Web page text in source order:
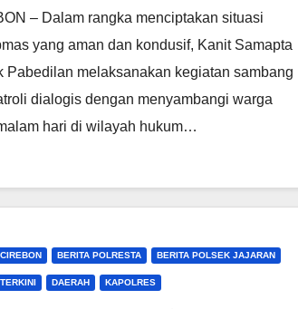
dan Dialog Bersama
– Dalam rangka menciptakan situasi
yang aman dan kondusif, Kanit Samapta
Pabedilan melaksanakan kegiatan sambang
dialogis dengan menyambangi warga
hari di wilayah hukum…
BERITA POLRESTA BERITA POLSEK JAJARAN
DAERAH KAPOLRES